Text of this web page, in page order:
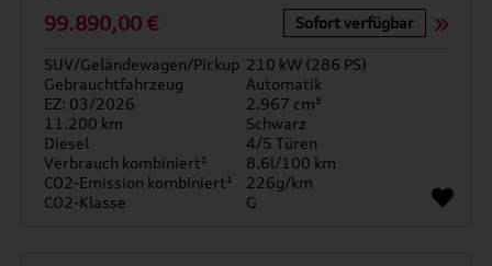
99.890,00 € Sofort verfügbar
SUV/Geländewagen/Pickup 210 kW (286 PS)
Gebrauchtfahrzeug
Automatik
EZ: 03/2026
2.967 cm³
11.200 km
Schwarz
Diesel
4/5 Türen
Verbrauch kombiniert¹
8.6l/100 km
CO2-Emission kombiniert¹
226g/km
CO2-Klasse
G